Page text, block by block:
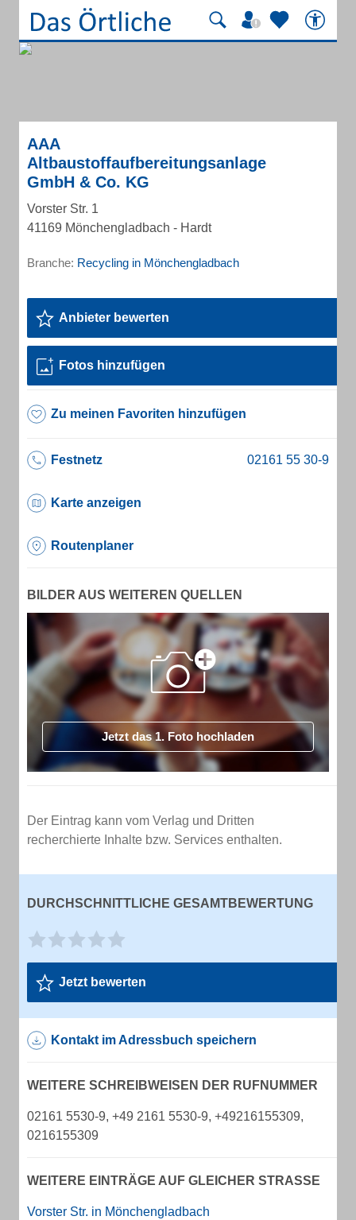
AAA
Altbaustoffaufbereitungsanlage
GmbH & Co. KG
Vorster Str. 1
41169 Mönchengladbach - Hardt
Branche: Recycling in Mönchengladbach
Anbieter bewerten
Fotos hinzufügen
Zu meinen Favoriten hinzufügen
Festnetz
Karte anzeigen
Routenplaner
BILDER AUS WEITEREN QUELLEN
Jetzt das 1. Foto hochladen
Der Eintrag kann vom Verlag und Dritten
recherchierte Inhalte bzw. Services enthalten.
DURCHSCHNITTLICHE GESAMTBEWERTUNG
Jetzt bewerten
Kontakt im Adressbuch speichern
WEITERE SCHREIBWEISEN DER RUFNUMMER
02161 5530-9, +49 2161 5530-9, +49216155309,
0216155309
WEITERE EINTRÄGE AUF GLEICHER STRASSE
Vorster Str. in Mönchengladbach